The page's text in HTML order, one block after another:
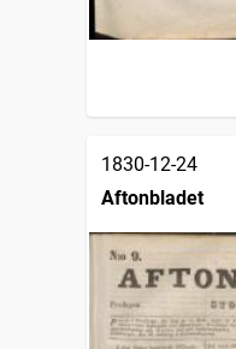
1830-12-24
Aftonbladet